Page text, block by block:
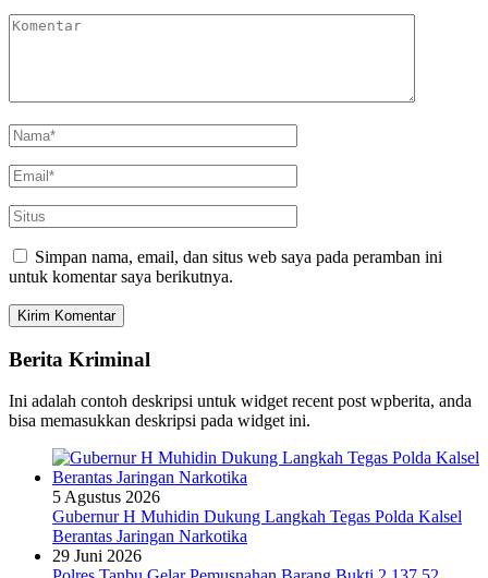
Simpan nama, email, dan situs web saya pada peramban ini
untuk komentar saya berikutnya.
Berita Kriminal
Ini adalah contoh deskripsi untuk widget recent post wpberita, anda
bisa memasukkan deskripsi pada widget ini.
5 Agustus 2026
Gubernur H Muhidin Dukung Langkah Tegas Polda Kalsel
Berantas Jaringan Narkotika
29 Juni 2026